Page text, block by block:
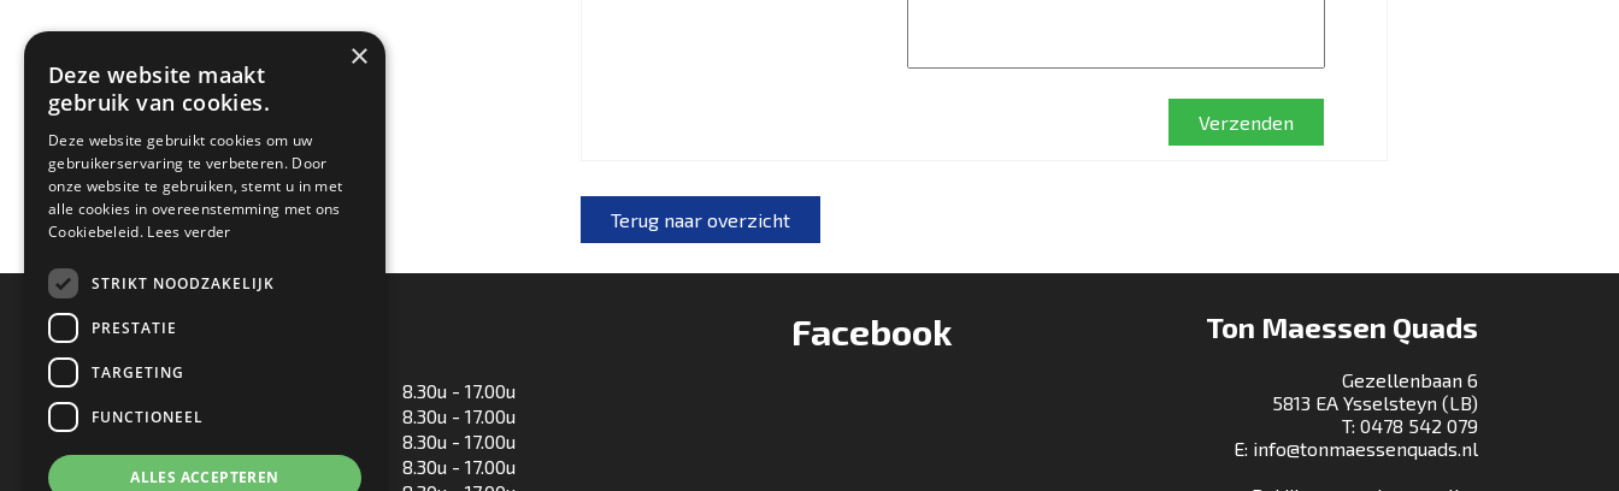
Verzenden
Terug naar overzicht
Openingstijden
8.30u - 17.00u
Dinsdag
8.30u - 17.00u
8.30u - 17.00u
8.30u - 17.00u
Facebook Ton Maessen Quads
Gezellenbaan 6
5813 EA Ysselsteyn (LB)
T: 0478 542 079
E: info@tonmaessenquads.nl
×
Deze website maakt
gebruik van cookies.
Deze website gebruikt cookies om uw
gebruikerservaring te verbeteren. Door
onze website te gebruiken, stemt u in met
alle cookies in overeenstemming met ons
Cookiebeleid. Lees verder
STRIKT NOODZAKELIJK
PRESTATIE
TARGETING
FUNCTIONEEL
ALLES ACCEPTEREN